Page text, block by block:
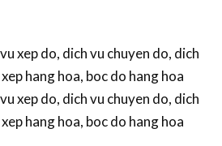
xep do, dich vu chuyen do, dich
hang hoa, boc do hang hoa
xep do, dich vu chuyen do, dich
hang hoa, boc do hang hoa